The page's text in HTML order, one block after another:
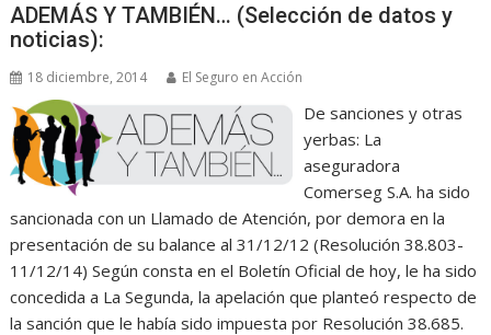
ADEMÁS Y TAMBIÉN… (Selección de datos y
noticias):
18 diciembre, 2014 El Seguro en Acción
De sanciones y otras
yerbas: La
aseguradora
Comerseg S.A. ha sido
sancionada con un Llamado de Atención, por demora en la
presentación de su balance al 31/12/12 (Resolución 38.803-
11/12/14) Según consta en el Boletín Oficial de hoy, le ha sido
concedida a La Segunda, la apelación que planteó respecto de
la sanción que le había sido impuesta por Resolución 38.685.